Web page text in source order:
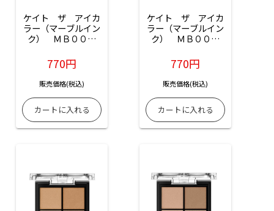
ケイト　ザ　アイカ
ラー（マーブルイン
ク）　ＭＢ００２
ク）：1.5g入
770円
販売価格(税込)
ケイト　ザ　アイカ
ラー（マーブルイン
ク）　ＭＢ００３
ジ）：1.5g入
770円
販売価格(税込)